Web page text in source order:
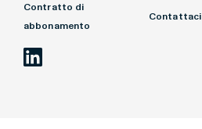
Contratto di
abbonamento
Contattaci